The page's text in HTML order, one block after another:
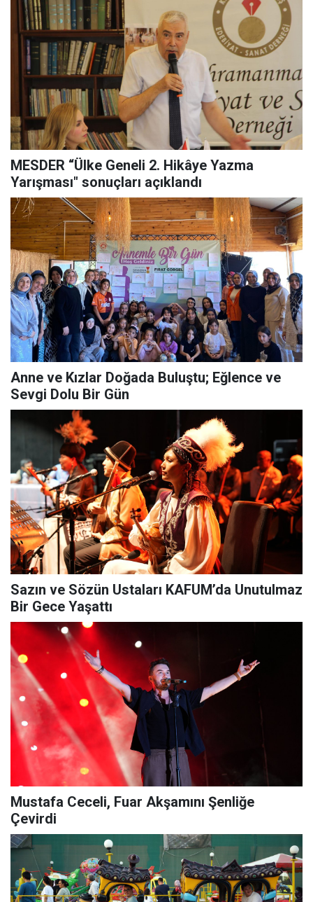
MESDER “Ülke Geneli 2. Hikâye Yazma
Yarışması" sonuçları açıklandı
Anne ve Kızlar Doğada Buluştu; Eğlence ve
Sevgi Dolu Bir Gün
Sazın ve Sözün Ustaları KAFUM’da Unutulmaz
Bir Gece Yaşattı
Mustafa Ceceli, Fuar Akşamını Şenliğe
Çevirdi